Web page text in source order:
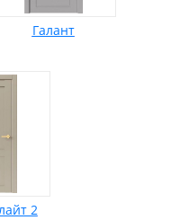
Галант
2